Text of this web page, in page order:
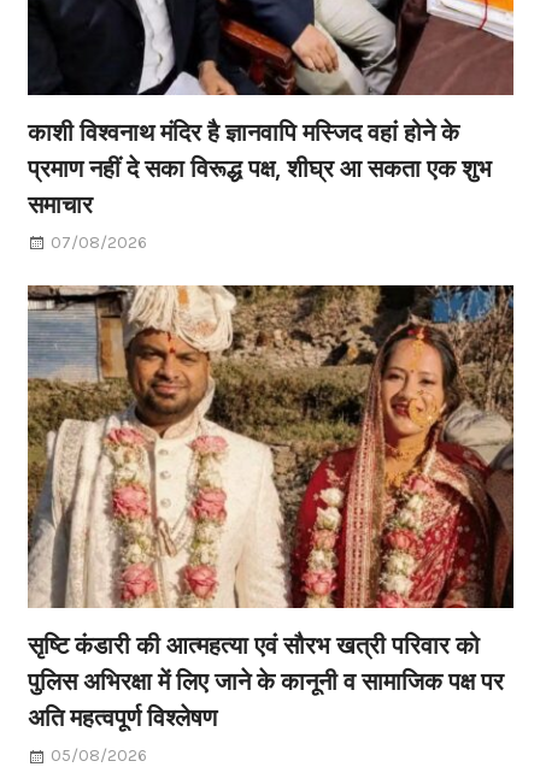
काशी विश्वनाथ मंदिर है ज्ञानवापि मस्जिद वहां होने के
प्रमाण नहीं दे सका विरूद्ध पक्ष, शीघ्र आ सकता एक शुभ
समाचार
07/08/2026
सृष्टि कंडारी की आत्महत्या एवं सौरभ खत्री परिवार को
पुलिस अभिरक्षा में लिए जाने के कानूनी व सामाजिक पक्ष पर
अति महत्वपूर्ण विश्लेषण
05/08/2026